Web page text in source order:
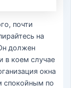
почти
на
должен
в коем случае
окна
спокойным по